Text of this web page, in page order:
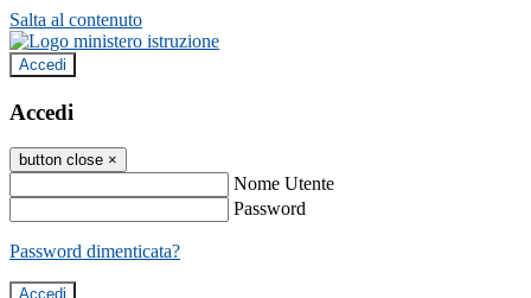
Salta al contenuto
Accedi
Accedi
button close ×
Nome Utente
Password
Password dimenticata?